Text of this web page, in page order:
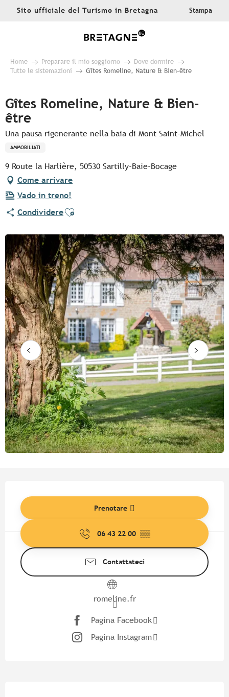
AllerSito ufficiale del Turismo in Bretagna Stampa
Home Preparare il mio soggiorno
Dove dormire
Tutte le sistemazioni
Gîtes Romeline, Nature & Bien-être
Gîtes Romeline, Nature & Bien-
être
Una pausa rigenerante nella baia di Mont Saint-Michel
AMMOBILIATI
9 Route la Harlière, 50530 Sartilly-Baie-Bocage
Come arrivare
Vado in treno!
CondividereAjouter aux favoris
Prenotare
06 43 22 00 ▒▒
Contattateci
romeline.fr
Pagina Facebook
Pagina Instagram